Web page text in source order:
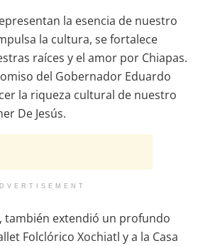
la esencia de nuestro
la cultura, se fortalece
raíces y el amor por Chiapas.
del Gobernador Eduardo
la riqueza cultural de nuestro
De Jesús.
también extendió un profundo
Folclórico Xochiatl y a la Casa